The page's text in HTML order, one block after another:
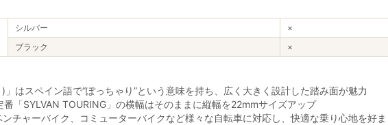
シルバー
×
ブラック
×
」はスペイン語で“ぽっちゃり”という意味を持ち、広く大きく設計した踏み面が魅力
番「SYLVAN TOURING」の横幅はそのままに縦幅を22mmサイズアップ
ンチャーバイク、コミューターバイクなど様々な自転車に対応し、快適な乗り心地を好ま